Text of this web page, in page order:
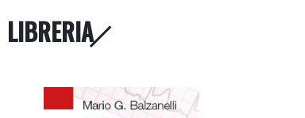
LIBRERIA